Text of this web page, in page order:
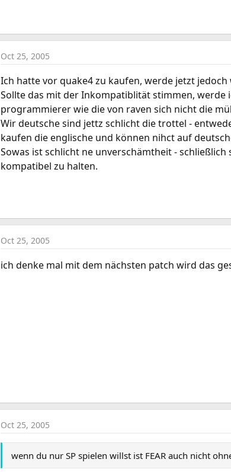
Oct 25, 2005
Ich hatte vor quake4 zu kaufen, werde jetzt
Sollte das mit der Inkompatiblität stimmen, werde
programmierer wie die von raven sich nicht die
Wir deutsche sind jettz schlicht die trottel -
kaufen die englische und können nihct auf
Sowas ist schlicht ne unverschämtheit -
kompatibel zu halten.
Oct 25, 2005
ich denke mal mit dem nächsten patch wird das
Oct 25, 2005
wenn du nur SP spielen willst ist FEAR auch nicht